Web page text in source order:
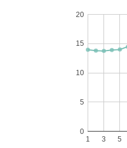
1 3 5
0
5
10
15
20